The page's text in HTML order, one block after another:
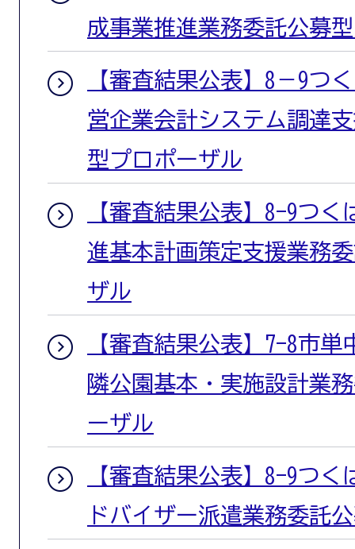
成事業推進業務委託公募
【審査結果公表】8－9つ
営企業会計システム調達
型プロポーザル
【審査結果公表】8-9つ
進基本計画策定支援業務
ザル
【審査結果公表】7-8市単
隣公園基本・実施設計業
ーザル
【審査結果公表】8-9つ
ドバイザー派遣業務委託